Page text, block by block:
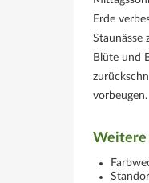
Erde
Staunässe
Blüte und
vorbeugen.
Weitere